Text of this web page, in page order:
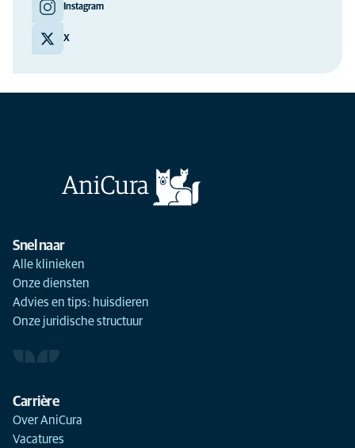
Instagram
X
Snel naar
Alle klinieken
Onze diensten
Advies en tips: huisdieren
Onze juridische structuur
Carrière
Over AniCura
Vacatures